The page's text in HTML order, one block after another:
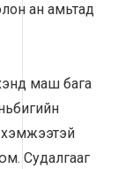
ан амьтад
маш бага
хэмжээтэй
Судалгааг